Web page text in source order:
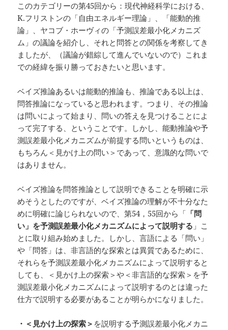
このカテゴリーの第45回から：現代神経科学における、
K.フリストンの「自由エネルギー理論」、「能動的推
論」、ヤコブ・ホーヴィの「予測誤差最小化メカニズ
ム」の議論を紹介し、それと問答との関係を考察してき
ましたが、（議論が錯綜して進んでいないので）これま
での経緯を振り勝っておきたいと思います。
ベイズ推論あるいは能動的推論も、推論である以上は、
問答推論になっていると思われます。つまり、その推論
は問いによって始まり、問いの答えを見つけることによ
って完了する、ということです。しかし、能動推論や予
測誤差最小化メカニズムが前提する問いというものは、
もちろん＜見かけ上の問い＞であって、意識的な問いで
はありません。
ベイズ推論を問答推論として説明できることを明確に示
めそうとしたのですが、ベイズ推論の理解が不十分なた
めに明確に論じられないので、第54，55回から「 「問
い」を予測誤差最小化メカニズムによって説明する 」こ
とに取り組み始めました。しかし、言語による「問い」
や「問答」は、非言語的な探索とは異質であるために、
それらを予測誤差最小化メカニズムによって説明すると
しても、＜見かけ上の探索＞や＜非言語的な探索＞を予
測誤差最小化メカニズムによって説明するのとは違った
仕方で説明する必要があることが明らかになりました。
・＜見かけ上の探索＞ を説明する予測誤差最小化メカニ